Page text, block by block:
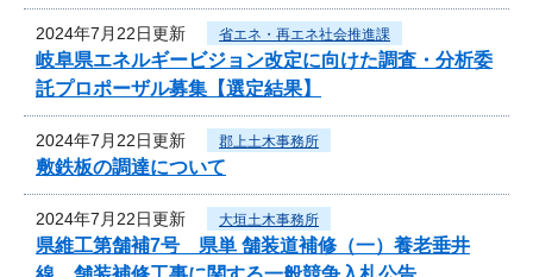
2024年7月22日更新 省エネ・再エネ社会推進課
岐阜県エネルギービジョン改定に向けた調査・分析委
託プロポーザル募集【選定結果】
2024年7月22日更新 郡上土木事務所
敷鉄板の調達について
2024年7月22日更新 大垣土木事務所
県維工第舗補7号 県単 舗装道補修（一）養老垂井